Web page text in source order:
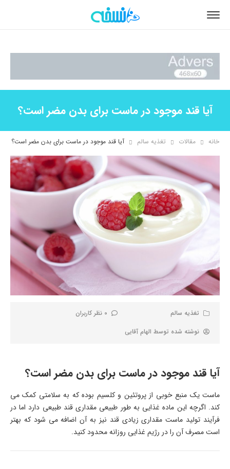
آیا قند موجود در ماست برای بدن مضر است؟
خانه مقالات تغذیه سالم آیا قند موجود در ماست برای بدن مضر است؟
تغذیه سالم
0 نظر کاربران
نوشته شده توسط الهام آقایی
آیا قند موجود در ماست برای بدن مضر است؟
ماست یک منبع خوبی از پروتئین و کلسیم بوده که به سلامتی کمک می
کند. اگرچه این ماده غذایی به طور طبیعی مقداری قند طبیعی دارد اما در
فرآیند تولید ماست مقداری زیادی قند نیز به آن اضافه می شود که بهتر
است مصرف آن را در رژیم غذایی روزانه محدود کنید.